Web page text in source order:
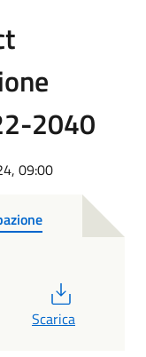
2040
09:00
Scarica